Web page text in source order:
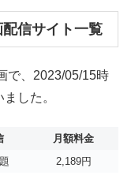
信サイト一覧
で、2023/05/15時
した。
月額料金
2,189円